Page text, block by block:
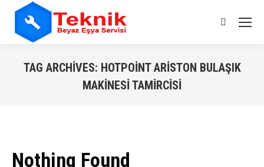
Search:
TAG ARCHIVES: HOTPOINT ARISTON BULAŞIK
MAKINESI TAMIRCISI
Nothing Found